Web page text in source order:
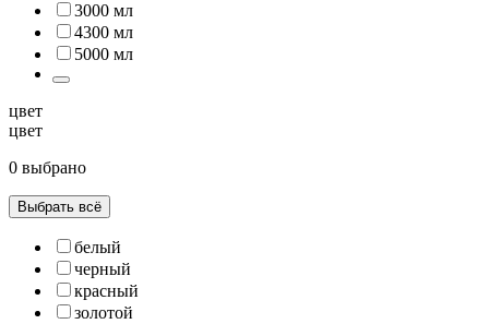
3000 мл
4300 мл
5000 мл
цвет
цвет
0 выбрано
Выбрать всё
белый
черный
красный
золотой